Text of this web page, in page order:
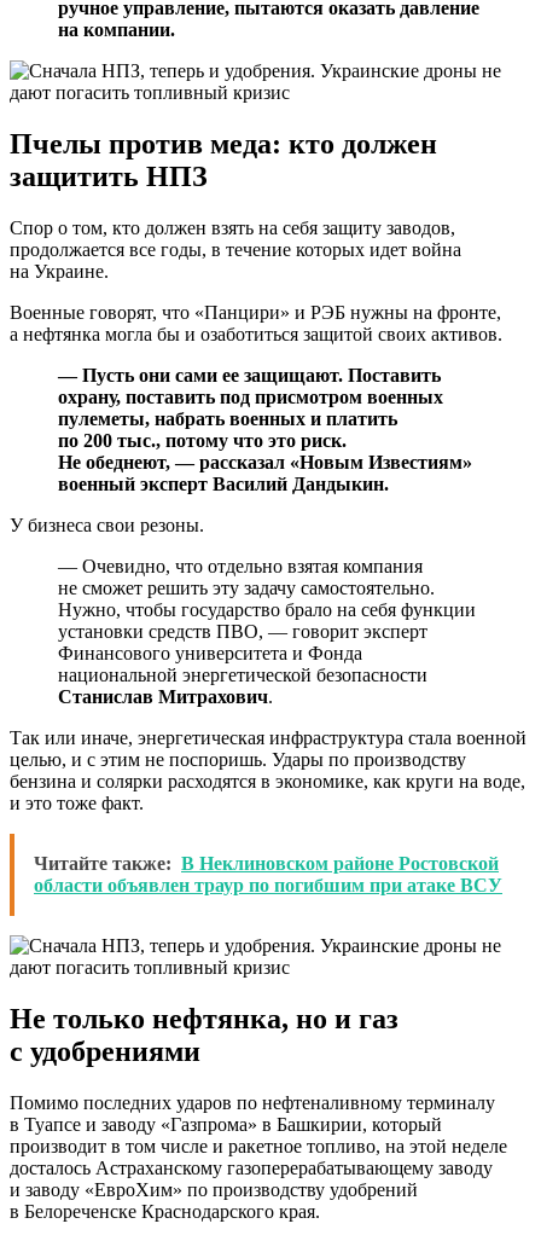
ручное управление, пытаются оказать давление
на компании.
Пчелы против меда: кто должен
защитить НПЗ
Спор о том, кто должен взять на себя защиту заводов,
продолжается все годы, в течение которых идет война
на Украине.
Военные говорят, что «Панцири» и РЭБ нужны на фронте,
а нефтянка могла бы и озаботиться защитой своих активов.
— Пусть они сами ее защищают. Поставить
охрану, поставить под присмотром военных
пулеметы, набрать военных и платить
по 200 тыс., потому что это риск.
Не обеднеют, — рассказал «Новым Известиям»
военный эксперт Василий Дандыкин.
У бизнеса свои резоны.
— Очевидно, что отдельно взятая компания
не сможет решить эту задачу самостоятельно.
Нужно, чтобы государство брало на себя функции
установки средств ПВО, — говорит эксперт
Финансового университета и Фонда
национальной энергетической безопасности
Станислав Митрахович.
Так или иначе, энергетическая инфраструктура стала военной
целью, и с этим не поспоришь. Удары по производству
бензина и солярки расходятся в экономике, как круги на воде,
и это тоже факт.
Читайте также: В Неклиновском районе Ростовской
области объявлен траур по погибшим при атаке ВСУ
Не только нефтянка, но и газ
с удобрениями
Помимо последних ударов по нефтеналивному терминалу
в Туапсе и заводу «Газпрома» в Башкирии, который
производит в том числе и ракетное топливо, на этой неделе
досталось Астраханскому газоперерабатывающему заводу
и заводу «ЕвроХим» по производству удобрений
в Белореченске Краснодарского края.